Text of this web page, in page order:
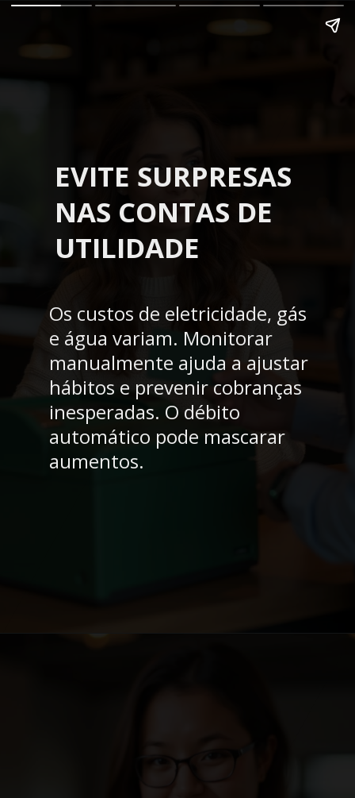
Os custos de eletricidade, gás
e água variam. Monitorar
manualmente ajuda a ajustar
hábitos e prevenir cobranças
inesperadas. O débito
automático pode mascarar
aumentos.
EVITE SURPRESAS
NAS CONTAS DE
UTILIDADE